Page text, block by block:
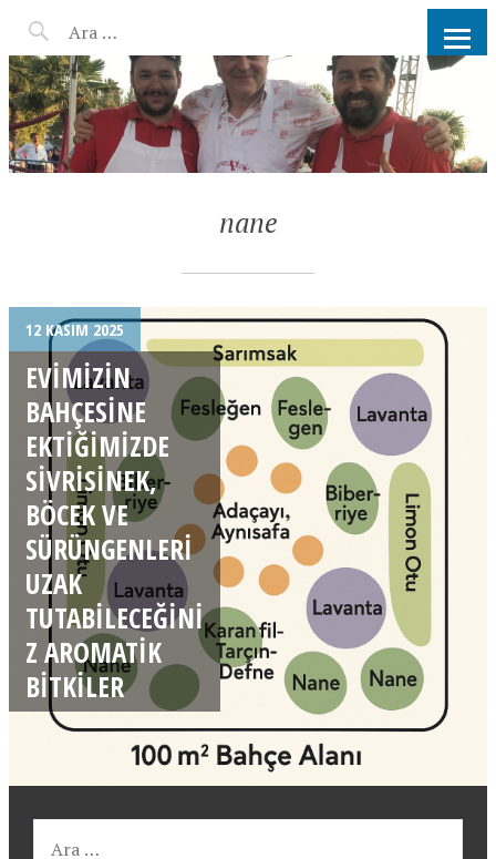
AHMET KATER KÖMÜR
ATEŞINDE BARBEKÜ, IZGARA,
MANGAL PARTISI
HIZMETLERI
nane
12 KASIM 2025
EVIMIZIN
BAHÇESINE
EKTIĞIMIZDE
SIVRISINEK,
BÖCEK VE
SÜRÜNGENLERI
UZAK
TUTABILECEĞINI
Z AROMATIK
BITKILER